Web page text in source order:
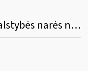
Kurios Europos Sąjungos valstybės narės netaikys SVS savo šalyje?